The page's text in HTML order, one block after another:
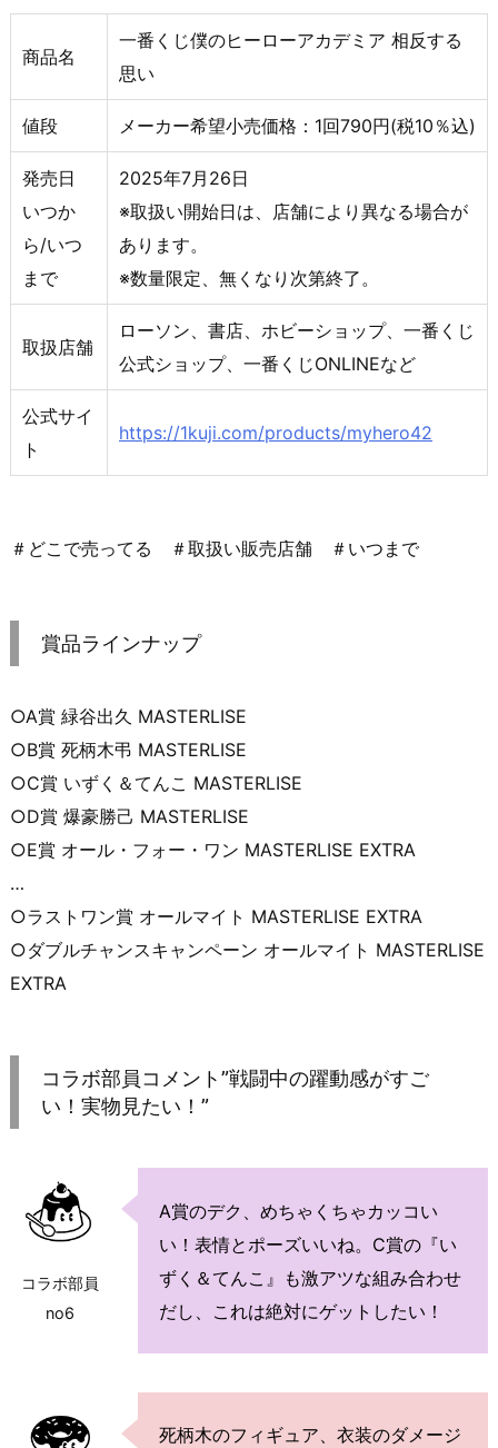
商品名
一番くじ僕のヒーローアカデミア 相反する
思い
値段 メーカー希望小売価格：1回790円(税10％込)
発売日
いつか
ら/いつ
まで
2025年7月26日
※取扱い開始日は、店舗により異なる場合が
あります。
※数量限定、無くなり次第終了。
取扱店舗
ローソン、書店、ホビーショップ、一番くじ
公式ショップ、一番くじONLINEなど
公式サイ
ト
https://1kuji.com/products/myhero42
＃どこで売ってる ＃取扱い販売店舗 ＃いつまで
賞品ラインナップ
○A賞 緑谷出久 MASTERLISE
○B賞 死柄木弔 MASTERLISE
○C賞 いずく＆てんこ MASTERLISE
○D賞 爆豪勝己 MASTERLISE
○E賞 オール・フォー・ワン MASTERLISE EXTRA
…
○ラストワン賞 オールマイト MASTERLISE EXTRA
○ダブルチャンスキャンペーン オールマイト MASTERLISE
EXTRA
コラボ部員コメント”戦闘中の躍動感がすご
い！実物見たい！”
コラボ部員
no6
A賞のデク、めちゃくちゃカッコい
い！表情とポーズいいね。C賞の『い
ずく＆てんこ』も激アツな組み合わせ
だし、これは絶対にゲットしたい！
死柄木のフィギュア、衣装のダメージ